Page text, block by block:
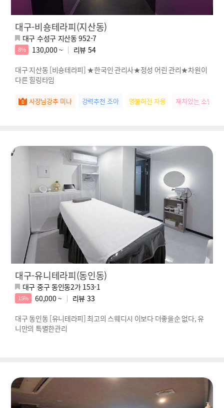
대구-비숑테라피(지산동)
대구 수성구 지산동 952-7
8% 130,000 ~ 리뷰 54
대구 지산동 [비숑테라피] ★한국인 관리사★정성 어린 관리★차원이
다른 힐링타임
사장님강추 미나 강력추천 조아 명불허전 자몽 재치있는 소빈
대구-유니테라피(동인동)
대구 중구 동인동2가 153-1
15% 60,000 ~ 리뷰 33
대구 동인동 [유니테라피] 최고의 스웨디시 이보다 더좋을순 없다, 유
니만의 특별한관리